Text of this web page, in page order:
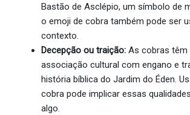
Bastão de Asclépio, um símbolo de
o emoji de cobra também pode ser
contexto.
Decepção ou traição: As cobras têm
associação cultural com engano e
história bíblica do Jardim do Éden.
cobra pode implicar essas
algo.